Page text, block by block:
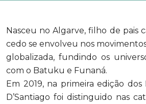
Nasceu no Algarve, filho de pais
cedo se envolveu nos
globalizada, fundindo os
com o Batuku e Funaná.
Em 2019, na primeira edição dos
D’Santiago foi distinguido nas